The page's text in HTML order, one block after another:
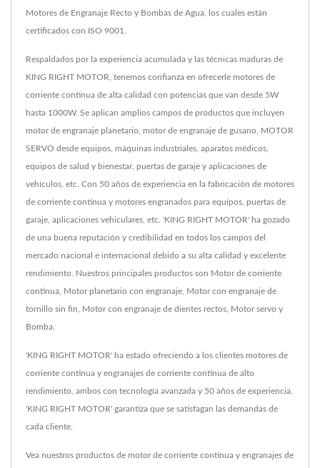
Motores de Engranaje Recto y Bombas de Agua, los cuales están
certificados con ISO 9001.
Respaldados por la experiencia acumulada y las técnicas maduras de
KING RIGHT MOTOR, tenemos confianza en ofrecerle motores de
corriente continua de alta calidad con potencias que van desde 5W
hasta 1000W. Se aplican amplios campos de productos que incluyen
motor de engranaje planetario, motor de engranaje de gusano, MOTOR
SERVO desde equipos, máquinas industriales, aparatos médicos,
equipos de salud y bienestar, puertas de garaje y aplicaciones de
vehículos, etc. Con 50 años de experiencia en la fabricación de motores
de corriente continua y motores engranados para equipos, puertas de
garaje, aplicaciones vehiculares, etc. 'KING RIGHT MOTOR' ha gozado
de una buena reputación y credibilidad en todos los campos del
mercado nacional e internacional debido a su alta calidad y excelente
rendimiento. Nuestros principales productos son Motor de corriente
continua, Motor planetario con engranaje, Motor con engranaje de
tornillo sin fin, Motor con engranaje de dientes rectos, Motor servo y
Bomba.
'KING RIGHT MOTOR' ha estado ofreciendo a los clientes motores de
corriente continua y engranajes de corriente continua de alto
rendimiento, ambos con tecnología avanzada y 50 años de experiencia.
'KING RIGHT MOTOR' garantiza que se satisfagan las demandas de
cada cliente.
Vea nuestros productos de motor de corriente continua y engranajes de